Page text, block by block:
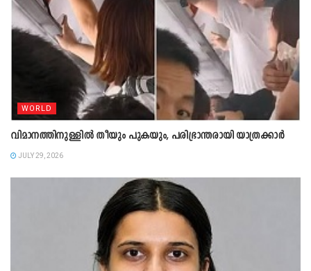
WORLD
വിമാനത്തിനുള്ളിൽ തീയും പുകയും, പരിഭ്രാന്തരായി യാത്രക്കാർ
JULY 29, 2026